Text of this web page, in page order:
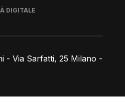
- Via Sarfatti, 25 Milano -
DIGITALE